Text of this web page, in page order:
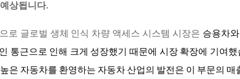
상됩니다.
로 글로벌 생체 인식 차량 액세스 시스템 시장은 승용차
통근으로 인해 크게 성장했기 때문에 시장 확장에 기여
은 자동차를 환영하는 자동차 산업의 발전은 이 부문의 매